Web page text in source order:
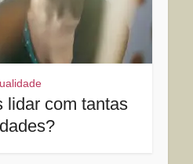
lidar com tantas